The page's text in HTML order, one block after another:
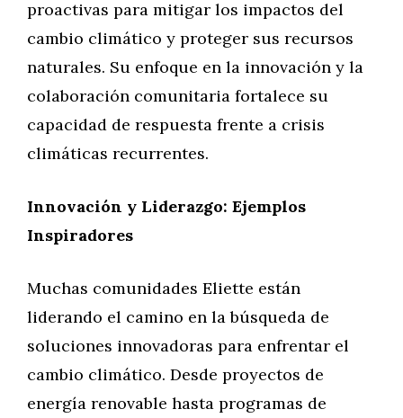
proactivas para mitigar los impactos del
cambio climático y proteger sus recursos
naturales. Su enfoque en la innovación y la
colaboración comunitaria fortalece su
capacidad de respuesta frente a crisis
climáticas recurrentes.
Innovación y Liderazgo: Ejemplos
Inspiradores
Muchas comunidades Eliette están
liderando el camino en la búsqueda de
soluciones innovadoras para enfrentar el
cambio climático. Desde proyectos de
energía renovable hasta programas de